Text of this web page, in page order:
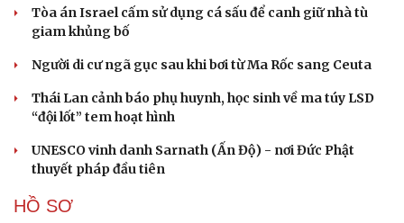
Tòa án Israel cấm sử dụng cá sấu để canh giữ nhà tù
giam khủng bố
Người di cư ngã gục sau khi bơi từ Ma Rốc sang Ceuta
Thái Lan cảnh báo phụ huynh, học sinh về ma túy LSD
“đội lốt” tem hoạt hình
UNESCO vinh danh Sarnath (Ấn Độ) - nơi Đức Phật
thuyết pháp đầu tiên
HỒ SƠ